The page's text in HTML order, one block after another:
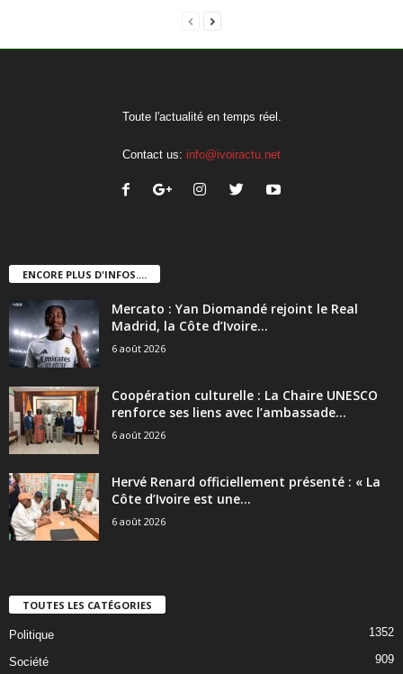
Toute l'actualité en temps réel.
Contact us: info@ivoiractu.net
ENCORE PLUS D'INFOS....
Mercato : Yan Diomandé rejoint le Real
Madrid, la Côte d’Ivoire...
6 août 2026
Coopération culturelle : La Chaire UNESCO
renforce ses liens avec l’ambassade...
6 août 2026
Hervé Renard officiellement présenté : « La
Côte d’Ivoire est une...
6 août 2026
TOUTES LES CATÉGORIES
Politique 1352
Société 909